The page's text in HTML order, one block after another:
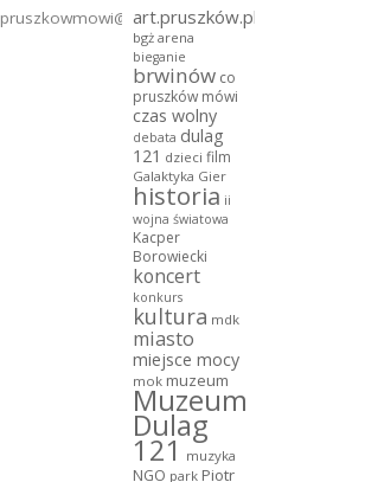
pruszkowmowi@gmail.com
art.pruszków.pl
bgż arena
bieganie
brwinów co
pruszków mówi
czas wolny
debata dulag
121 dzieci film
Galaktyka Gier
historia ii
wojna światowa
Kacper
Borowiecki
koncert
konkurs
kultura mdk
miasto
miejsce mocy
mok muzeum
Muzeum
Dulag
121 muzyka
NGO park Piotr